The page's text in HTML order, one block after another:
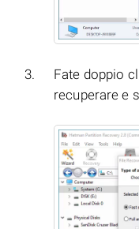
Fate doppio
recuperare e